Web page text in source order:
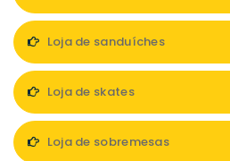
Loja de sanduíches
Loja de skates
Loja de sobremesas